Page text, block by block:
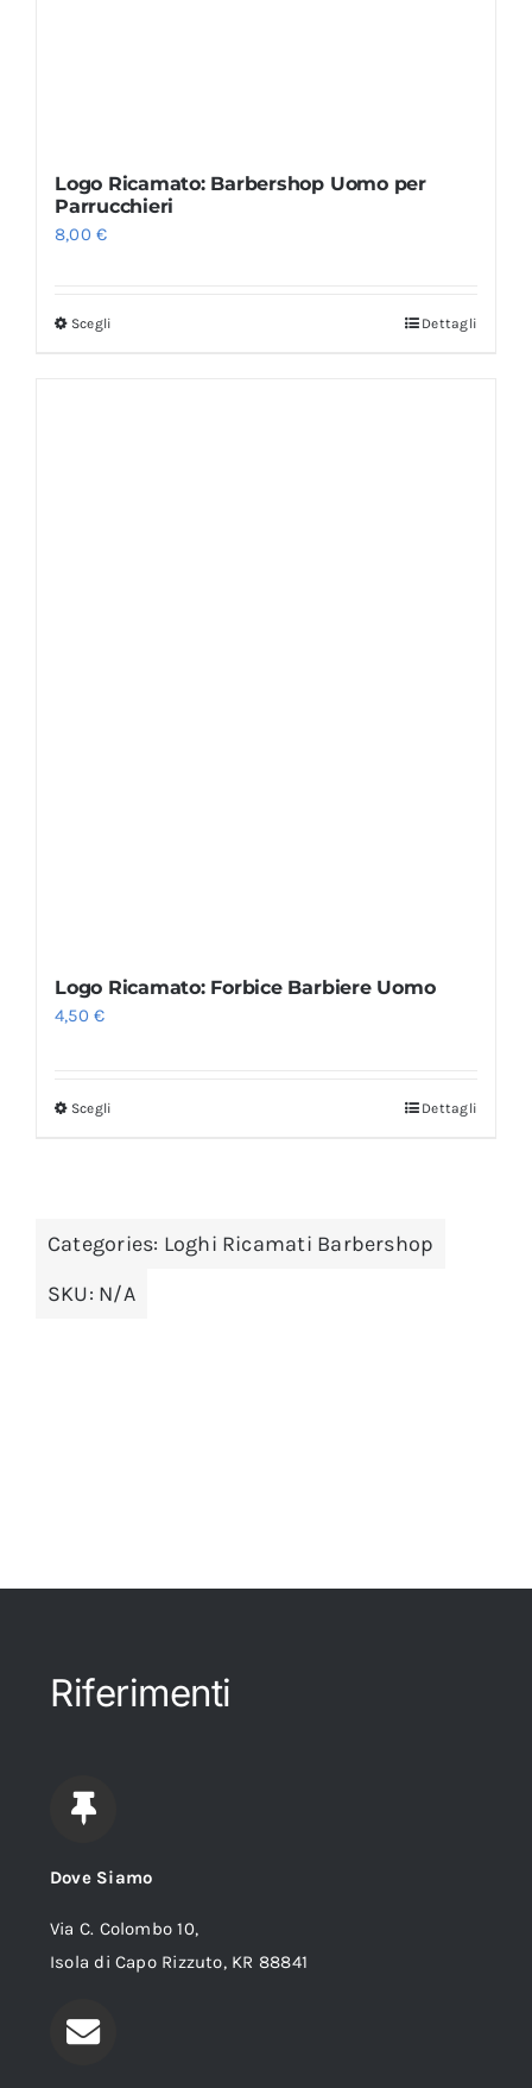
Logo Ricamato: Barbershop Uomo per
Parrucchieri
8,00€
Scegli Dettagli
Logo Ricamato: Forbice Barbiere Uomo
4,50€
Scegli Dettagli
Categories: Loghi Ricamati Barbershop
SKU: N/A
Riferimenti
Dove Siamo
Via C. Colombo 10,
Isola di Capo Rizzuto, KR 88841